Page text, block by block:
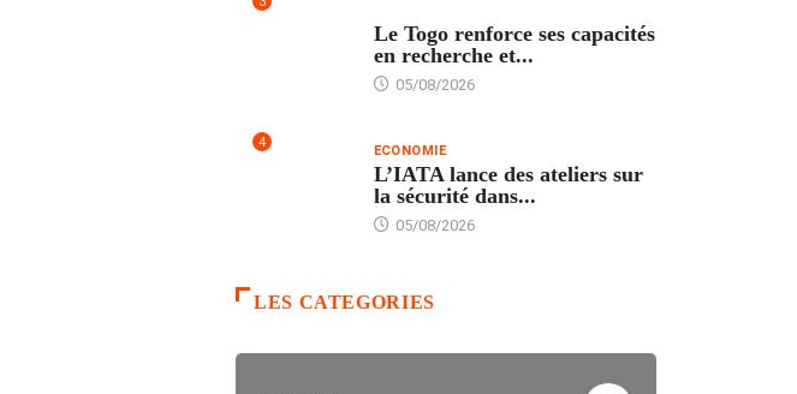
Le Togo renforce ses capacités
en recherche et...
05/08/2026
4 ECONOMIE
L’IATA lance des ateliers sur
la sécurité dans...
05/08/2026
LES CATEGORIES